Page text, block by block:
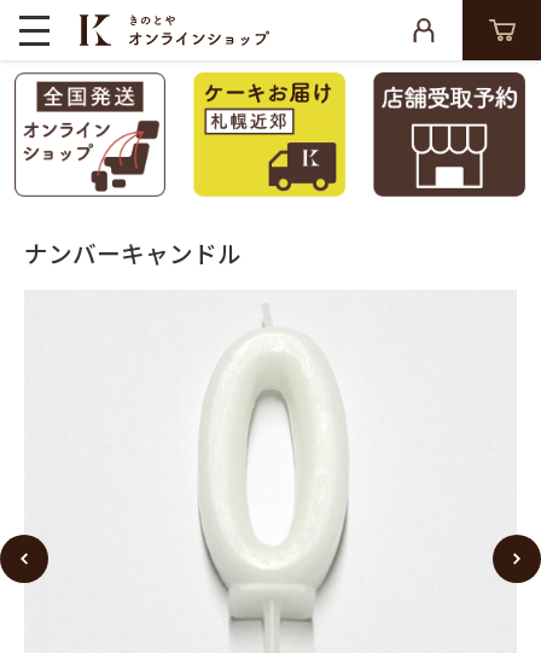
ナンバーキャンドル